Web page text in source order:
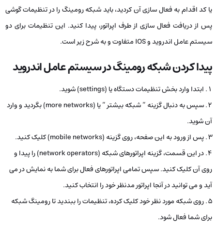
یا کد اقدام به فعال سازی آن کردید، باید شبکه رومینگ را در تنظیمات گوشی
پس از دریافت فعال سازی از طرف اپراتور، پیدا کنید. این تنظیمات برای دو
سیستم عامل اندروید و IOS متفاوت و به شرح زیر است.
پیدا کردن شبکه رومینگ در سیستم عامل اندروید
ابتدا وارد بخش تنظیمات دستگاه یا (settings) شوید.
سپس به دنبال گزینه ” شبکه بیشتر ” یا (more networks) بگردید و وارد
آن شوید.
پس از ورود به این صفحه، روی گزینه (mobile networks) کلیک کنید.
در این قسمت، گزینه اپراتورهای شبکه (network operators) را پیدا و
روی آن کلیک کنید. سپس تمامی اپراتورهای فعال برای شما به نمایش در می
آید و می توانید در آنجا اپراتور مدنظر خود را انتخاب کنید.
روی شبکه مورد نظر خود کلیک کرده، تنظیمات را ببندید تا رومینگ شبکه
برای شما فعال شود.